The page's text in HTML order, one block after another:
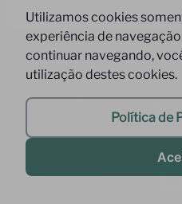
Utilizamos cookies
experiência de
continuar navegando,
utilização destes cookies.
Política de
Enviar
Atendimento de Segunda à
das 09 às 17h
Whatsapp: (11) 9 9278-9369
faleconosco@interfood.com.br
Pague com